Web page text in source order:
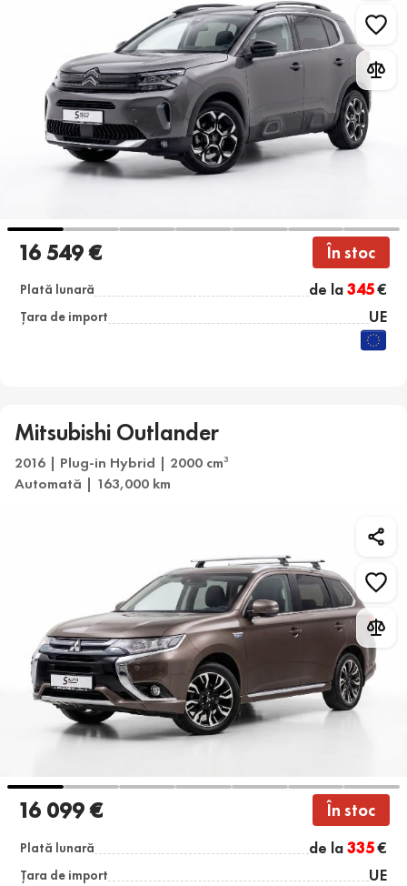
16 549 € În stoc
Plată lunară de la345€
Țara de import UE
Mitsubishi Outlander
2016 | Plug-in Hybrid | 2000 cm3
Automată | 163,000 km
16 099 € În stoc
Plată lunară de la335€
Țara de import UE